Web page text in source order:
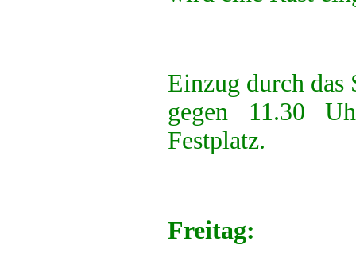
Einzug durch das
gegen 11.30
Festplatz.
Freitag: